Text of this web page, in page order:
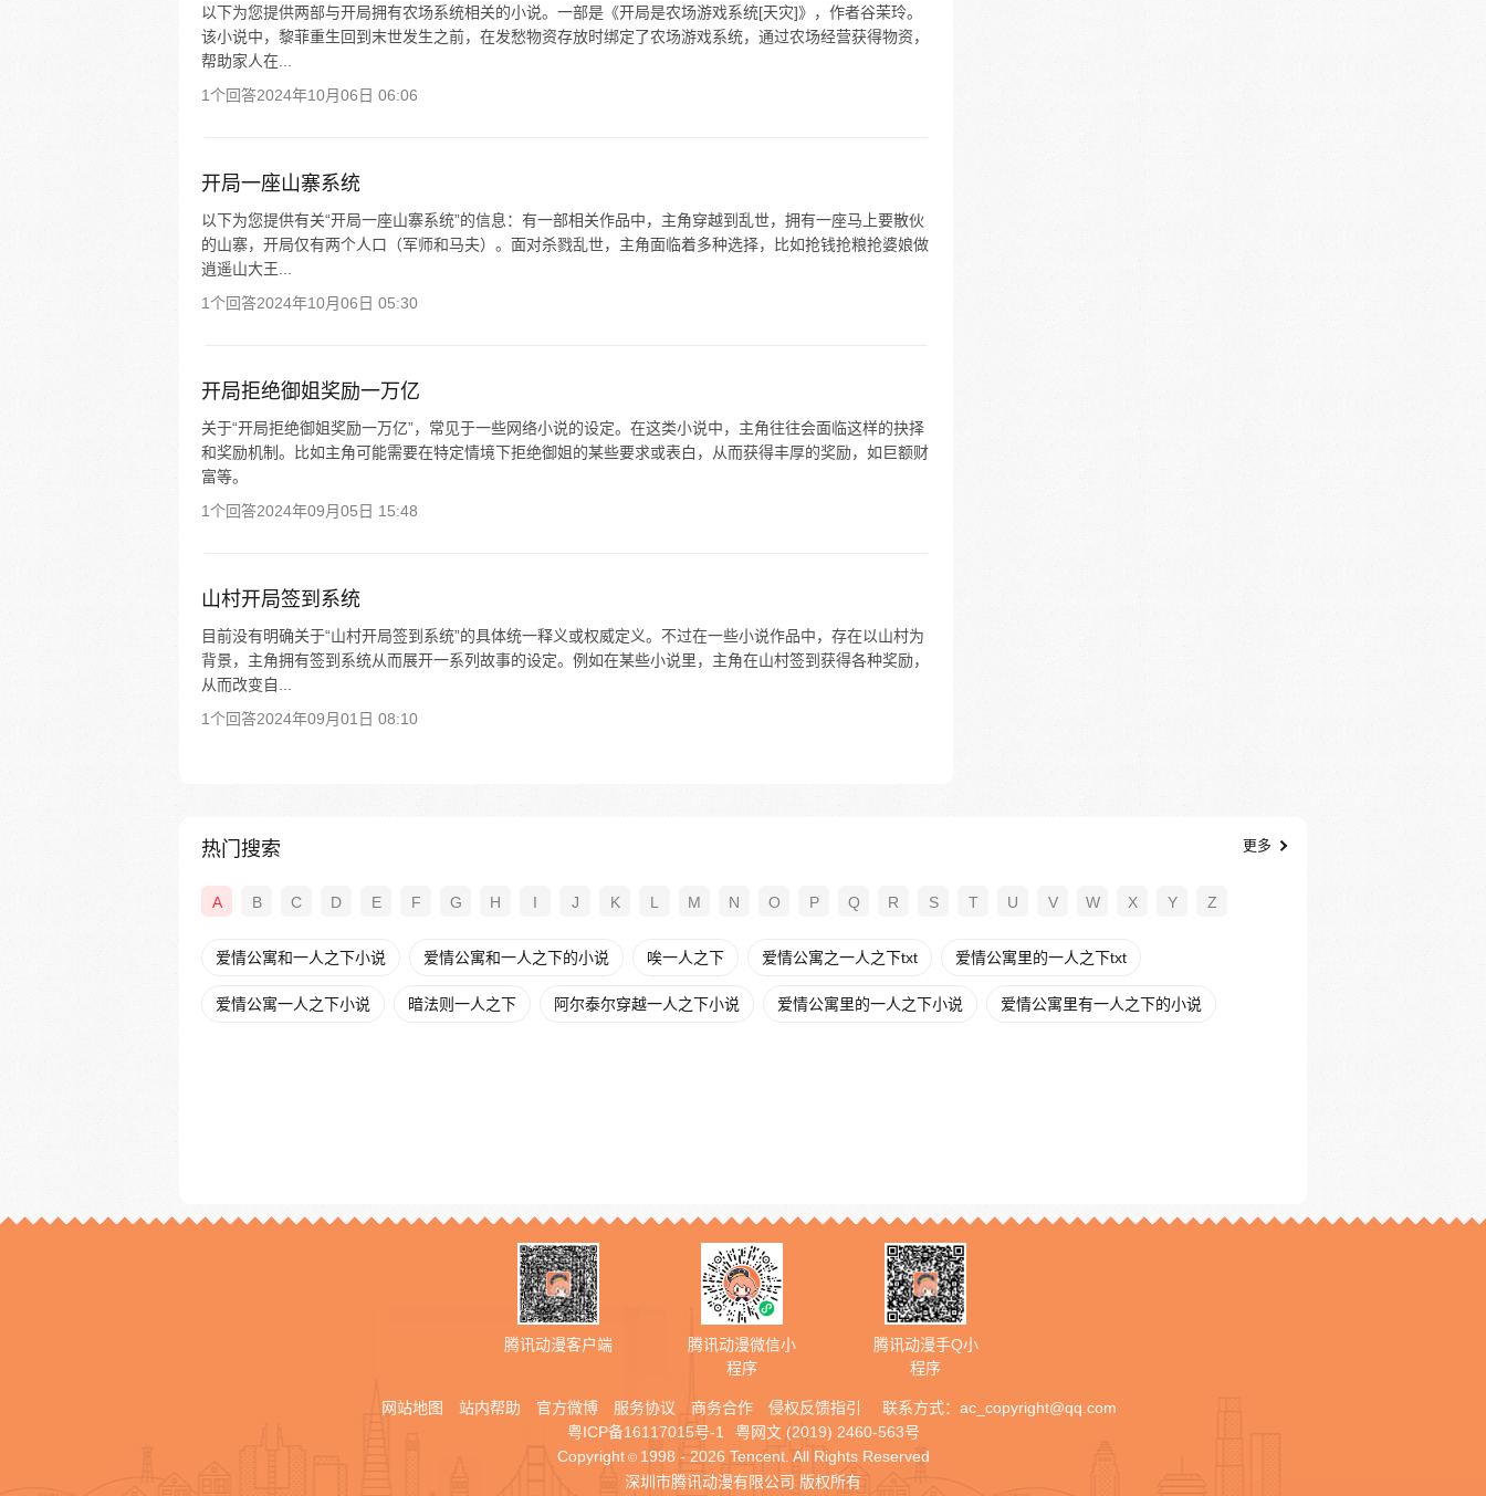
以下为您提供两部与开局拥有农场系统相关的小说。一部是《开局是农场游戏系统[天灾]》，作者谷茉玲。
该小说中，黎菲重生回到末世发生之前，在发愁物资存放时绑定了农场游戏系统，通过农场经营获得物资，
帮助家人在...
1个回答2024年10月06日 06:06
开局一座山寨系统
以下为您提供有关“开局一座山寨系统”的信息：有一部相关作品中，主角穿越到乱世，拥有一座马上要散伙
的山寨，开局仅有两个人口（军师和马夫）。面对杀戮乱世，主角面临着多种选择，比如抢钱抢粮抢婆娘做
逍遥山大王...
1个回答2024年10月06日 05:30
开局拒绝御姐奖励一万亿
关于“开局拒绝御姐奖励一万亿”，常见于一些网络小说的设定。在这类小说中，主角往往会面临这样的抉择
和奖励机制。比如主角可能需要在特定情境下拒绝御姐的某些要求或表白，从而获得丰厚的奖励，如巨额财
富等。
1个回答2024年09月05日 15:48
山村开局签到系统
目前没有明确关于“山村开局签到系统”的具体统一释义或权威定义。不过在一些小说作品中，存在以山村为
背景，主角拥有签到系统从而展开一系列故事的设定。例如在某些小说里，主角在山村签到获得各种奖励，
从而改变自...
1个回答2024年09月01日 08:10
热门搜索 更多
A B C D E F G H I J K L M N O P Q R S T U V W X Y Z
爱情公寓和一人之下小说 爱情公寓和一人之下的小说 唉一人之下 爱情公寓之一人之下txt 爱情公寓里的一人之下txt
爱情公寓一人之下小说 暗法则一人之下 阿尔泰尔穿越一人之下小说 爱情公寓里的一人之下小说 爱情公寓里有一人之下的小说
腾讯动漫客户端
腾讯动漫微信小
程序
腾讯动漫手Q小
程序
网站地图 站内帮助 官方微博 服务协议 商务合作 侵权反馈指引 联系方式： ac_copyright@qq.com
粤ICP备16117015号-1
粤网文 (2019) 2460-563号
Copyright © 1998 - 2026 Tencent. All Rights Reserved
深圳市腾讯动漫有限公司 版权所有